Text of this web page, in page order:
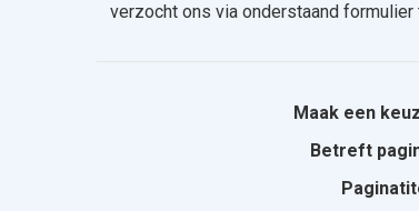
verzocht ons via onderstaand formulier
Maak een
Betreft